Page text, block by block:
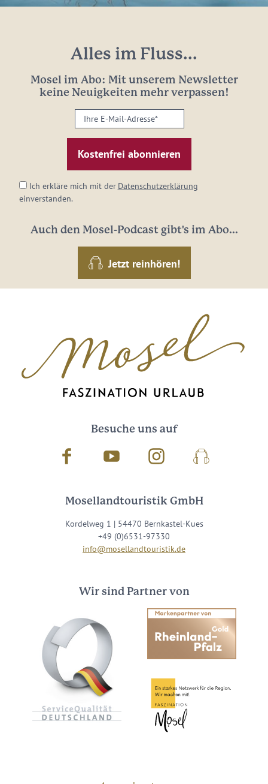
Alles im Fluss...
Mosel im Abo: Mit unserem Newsletter
keine Neuigkeiten mehr verpassen!
Ihre
E-
Mail-
Adresse:
Ich erkläre mich mit der Datenschutzerklärung
einverstanden.
Auch den Mosel-Podcast gibt's im Abo...
Jetzt reinhören!
Besuche uns auf
Facebook Youtube InstagramPodcast
Mosellandtouristik GmbH
Kordelweg 1 | 54470 Bernkastel-Kues
+49 (0)6531-97330
info@mosellandtouristik.de
Wir sind Partner von